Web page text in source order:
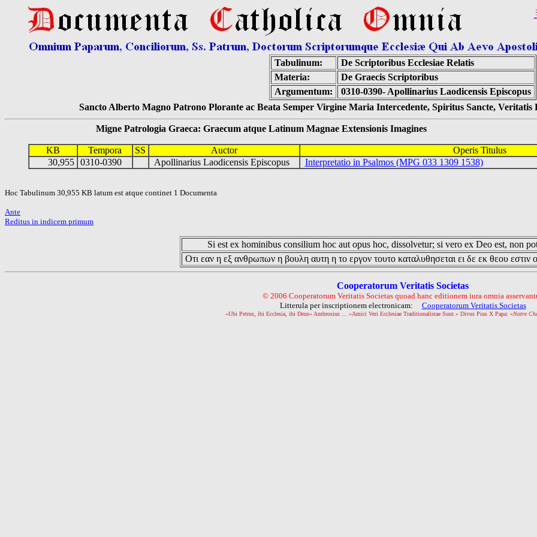
Tabulinum:
De Scriptoribus Ecclesiae Relatis
Materia:
De Graecis Scriptoribus
Argumentum:
0310-0390- Apollinarius Laodicensis Episcopus
Sancto Alberto Magno Patrono Plorante ac Beata Semper Virgine Maria Intercedente, Spiritus Sancte,
Migne Patrologia Graeca: Graecum atque Latinum Magnae Extensionis Imagines
KB Tempora SS Auctor Operis Titulus
30,955 0310-0390 Apollinarius Laodicensis Episcopus Interpretatio in Psalmos (MPG 033 1309 1538)
Hoc Tabulinum 30,955 KB latum est atque continet 1 Documenta
Ante
Reditus in indicem primum
Si est ex hominibus consilium hoc aut opus hoc, dissolvetur; si vero ex Deo est, non
Οτι εαν η εξ ανθρωπων η βουλη αυτη η το εργον τουτο καταλυθησεται ει δε εκ θεου εστιν
Cooperatorum Veritatis Societas
© 2006 Cooperatorum Veritatis Societas quoad hanc editionem iura omnia
Litterula per inscriptionem electronicam: Cooperatorum Veritatis Societas
«Ubi Petrus, ibi Ecclesia, ibi Deus» Ambrosius ... «Amici Veri Ecclesiae Traditionalistae Sunt.» Divus Pius X Papa: «Notre